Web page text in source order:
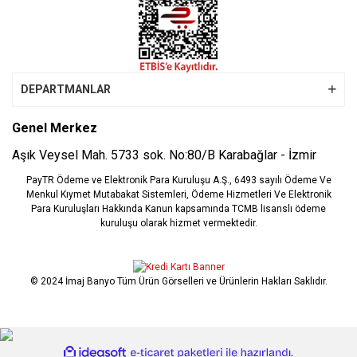
DEPARTMANLAR
Genel Merkez
Aşık Veysel Mah. 5733 sok. No:80/B Karabağlar - İzmir
PayTR Ödeme ve Elektronik Para Kuruluşu A.Ş., 6493 sayılı Ödeme Ve
Menkul Kıymet Mutabakat Sistemleri, Ödeme Hizmetleri Ve Elektronik
Para Kuruluşları Hakkında Kanun kapsamında TCMB lisanslı ödeme
kuruluşu olarak hizmet vermektedir.
© 2024 İmaj Banyo Tüm Ürün Görselleri ve Ürünlerin Hakları Saklıdır.
ideasoft e-